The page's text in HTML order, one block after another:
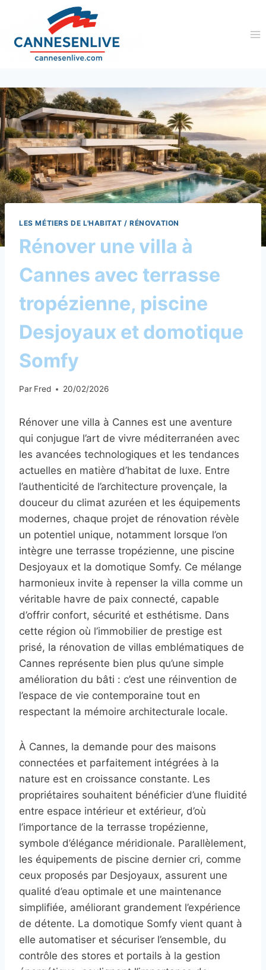
contenu
LES MÉTIERS DE L'HABITAT / RÉNOVATION
Rénover une villa à
Cannes avec terrasse
tropézienne, piscine
Desjoyaux et domotique
Somfy
Par Fred 20/02/2026
Rénover une villa à Cannes est une aventure
qui conjugue l’art de vivre méditerranéen avec
les avancées technologiques et les tendances
actuelles en matière d’habitat de luxe. Entre
l’authenticité de l’architecture provençale, la
douceur du climat azuréen et les équipements
modernes, chaque projet de rénovation révèle
un potentiel unique, notamment lorsque l’on
intègre une terrasse tropézienne, une piscine
Desjoyaux et la domotique Somfy. Ce mélange
harmonieux invite à repenser la villa comme un
véritable havre de paix connecté, capable
d’offrir confort, sécurité et esthétisme. Dans
cette région où l’immobilier de prestige est
prisé, la rénovation de villas emblématiques de
Cannes représente bien plus qu’une simple
amélioration du bâti : c’est une réinvention de
l’espace de vie contemporaine tout en
respectant la mémoire architecturale locale.
À Cannes, la demande pour des maisons
connectées et parfaitement intégrées à la
nature est en croissance constante. Les
propriétaires souhaitent bénéficier d’une fluidité
entre espace intérieur et extérieur, d’où
l’importance de la terrasse tropézienne,
symbole d’élégance méridionale. Parallèlement,
les équipements de piscine dernier cri, comme
ceux proposés par Desjoyaux, assurent une
qualité d’eau optimale et une maintenance
simplifiée, améliorant grandement l’expérience
de détente. La domotique Somfy vient quant à
elle automatiser et sécuriser l’ensemble, du
contrôle des stores et portails à la gestion